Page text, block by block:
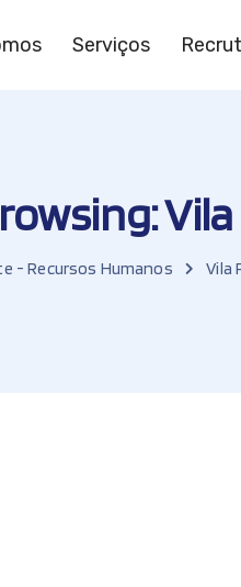
Serviços
Vila
- Recursos Humanos Vila